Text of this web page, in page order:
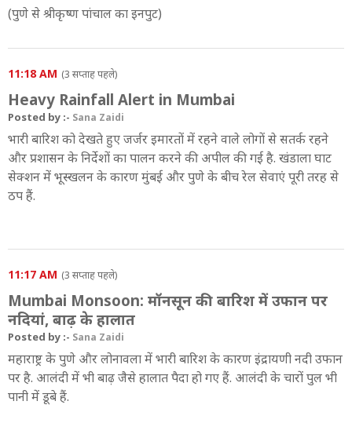
(पुणे से श्रीकृष्ण पांचाल का इनपुट)
11:18 AM (3 सप्ताह पहले)
Heavy Rainfall Alert in Mumbai
Posted by :- Sana Zaidi
भारी बारिश को देखते हुए जर्जर इमारतों में रहने वाले लोगों से सतर्क रहने
और प्रशासन के निर्देशों का पालन करने की अपील की गई है. खंडाला घाट
सेक्शन में भूस्खलन के कारण मुंबई और पुणे के बीच रेल सेवाएं पूरी तरह से
ठप हैं.
11:17 AM (3 सप्ताह पहले)
Mumbai Monsoon: मॉनसून की बारिश में उफान पर
नदियां, बाढ़ के हालात
Posted by :- Sana Zaidi
महाराष्ट्र के पुणे और लोनावला में भारी बारिश के कारण इंद्रायणी नदी उफान
पर है. आलंदी में भी बाढ़ जैसे हालात पैदा हो गए हैं. आलंदी के चारों पुल भी
पानी में डूबे हैं.